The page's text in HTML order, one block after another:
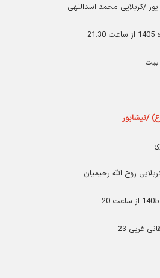
/کربلایی محمد اسداللهی
نیشابور
روح الله رحیمیان
غربی 23